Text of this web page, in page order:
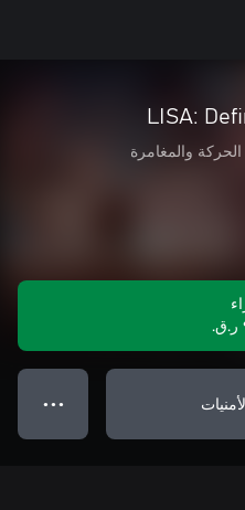
LISA:
الحركة والمغامرة
● ● ●